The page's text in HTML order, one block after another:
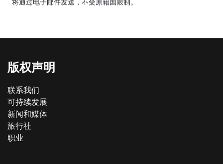
将通过电子邮件发送，不受原籍国限制。
版权声明
联系我们
可持续发展
新闻和媒体
旅行社
职业